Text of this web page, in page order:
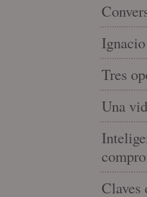
Tres
Una
Claves